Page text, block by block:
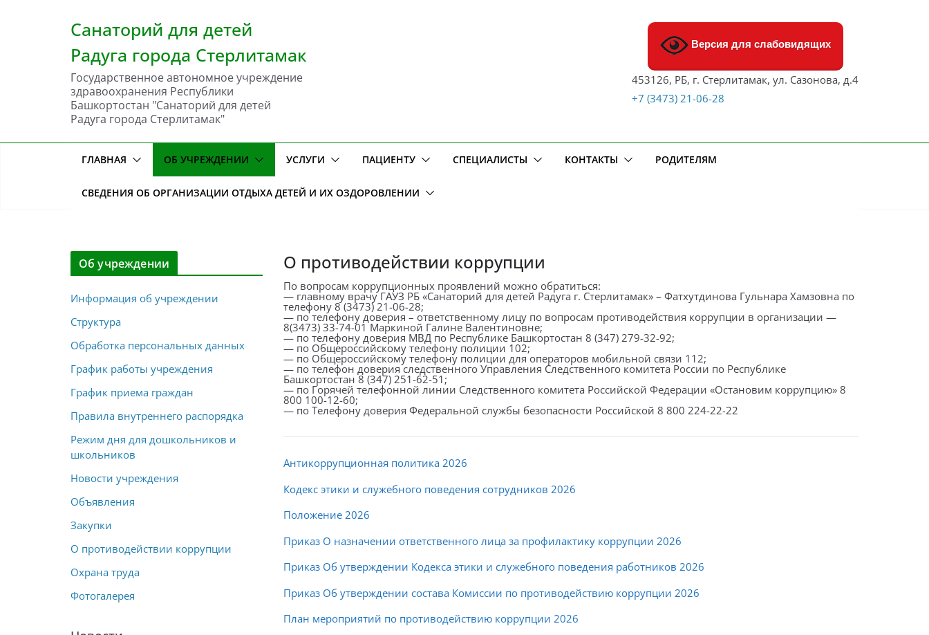
Санаторий для детей
Радуга города Стерлитамак
Государственное автономное учреждение
здравоохранения Республики
Башкортостан "Санаторий для детей
Радуга города Стерлитамак"
Версия для слабовидящих
453126, РБ, г. Стерлитамак, ул. Сазонова, д.4
+7 (3473) 21-06-28
ГЛАВНАЯ ОБ УЧРЕЖДЕНИИ УСЛУГИ ПАЦИЕНТУ СПЕЦИАЛИСТЫ КОНТАКТЫ РОДИТЕЛЯМ
СВЕДЕНИЯ ОБ ОРГАНИЗАЦИИ ОТДЫХА ДЕТЕЙ И ИХ ОЗДОРОВЛЕНИИ
О противодействии коррупции
По вопросам коррупционных проявлений можно обратиться:
— главному врачу ГАУЗ РБ «Санаторий для детей Радуга г. Стерлитамак» – Фатхутдинова Гульнара Хамзовна по
телефону 8 (3473) 21-06-28;
— по телефону доверия – ответственному лицу по вопросам противодействия коррупции в организации —
8(3473) 33-74-01 Маркиной Галине Валентиновне;
— по телефону доверия МВД по Республике Башкортостан 8 (347) 279-32-92;
— по Общероссийскому телефону полиции 102;
— по Общероссийскому телефону полиции для операторов мобильной связи 112;
— по телефон доверия следственного Управления Следственного комитета России по Республике
Башкортостан 8 (347) 251-62-51;
— по Горячей телефонной линии Следственного комитета Российской Федерации «Остановим коррупцию» 8
800 100-12-60;
— по Телефону доверия Федеральной службы безопасности Российской 8 800 224-22-22
Антикоррупционная политика 2026
Кодекс этики и служебного поведения сотрудников 2026
Положение 2026
Приказ О назначении ответственного лица за профилактику коррупции 2026
Приказ Об утверждении Кодекса этики и служебного поведения работников 2026
Приказ Об утверждении состава Комиссии по противодействию коррупции 2026
План мероприятий по противодействию коррупции 2026
Об учреждении
Информация об учреждении
Структура
Обработка персональных данных
График работы учреждения
График приема граждан
Правила внутреннего распорядка
Режим дня для дошкольников и
школьников
Новости учреждения
Объявления
Закупки
О противодействии коррупции
Охрана труда
Фотогалерея